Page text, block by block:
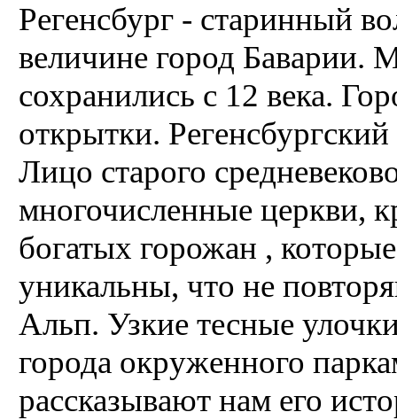
Регенсбург - старинный
величине город Баварии.
сохранились с 12 века.
открытки.
Лицо старого
многочисленные церкви,
богатых горожан ,
уникальны, что не
Альп. Узкие тесные
города окруженного
рассказывают нам его